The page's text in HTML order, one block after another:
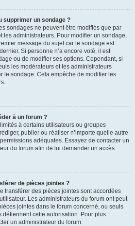
supprimer un sondage ?
sondages ne peuvent être modifiés que par
les administrateurs. Pour modifier un sondage,
message du sujet car le sondage est
Si personne n’a encore voté, il est
ou de modifier ses options. Cependant, si
les modérateurs et les administrateurs
le sondage. Cela empêche de modifier les
à un forum ?
à certains utilisateurs ou groupes
publier ou réaliser n’importe quelle autre
adéquates. Essayez de contacter un
du forum afin de lui demander un accès.
de pièces jointes ?
transférer des pièces jointes sont accordées
Les administrateurs du forum ont peut-
jointes dans le forum concerné, ou seuls
détiennent cette autorisation. Pour plus
un administrateur du forum.